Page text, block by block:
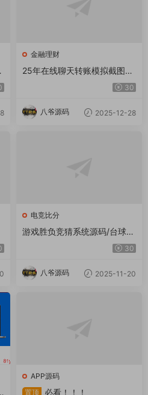
金融理财
25年在线聊天转账模拟截图工
具网站源码转账支付截图生成
30
八爷源码 2025-12-28
电竞比分
游戏胜负竞猜系统源码/台球有
奖竞猜/自定义赛事/冠军优胜
猜游戏胜负竞猜系统源码/台球
有奖竞猜/自定义赛事/冠军优
胜猜
30
八爷源码 2025-11-20
APP源码
置顶
必看！！！